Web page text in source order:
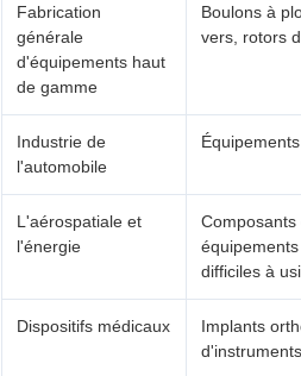
Fabrication
générale
d'équipements haut
de gamme
Boulons à
vers, rotors
Industrie de
l'automobile
L'aérospatiale et
l'énergie
difficiles à
Dispositifs médicaux
Implants